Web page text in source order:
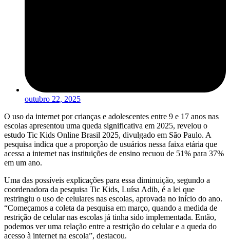
outubro 22, 2025
O uso da internet por crianças e adolescentes entre 9 e 17 anos nas
escolas apresentou uma queda significativa em 2025, revelou o
estudo Tic Kids Online Brasil 2025, divulgado em São Paulo. A
pesquisa indica que a proporção de usuários nessa faixa etária que
acessa a internet nas instituições de ensino recuou de 51% para 37%
em um ano.
Uma das possíveis explicações para essa diminuição, segundo a
coordenadora da pesquisa Tic Kids, Luísa Adib, é a lei que
restringiu o uso de celulares nas escolas, aprovada no início do ano.
“Começamos a coleta da pesquisa em março, quando a medida de
restrição de celular nas escolas já tinha sido implementada. Então,
podemos ver uma relação entre a restrição do celular e a queda do
acesso à internet na escola”, destacou.